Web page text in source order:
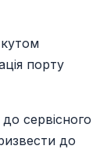
порту
сервісного
до